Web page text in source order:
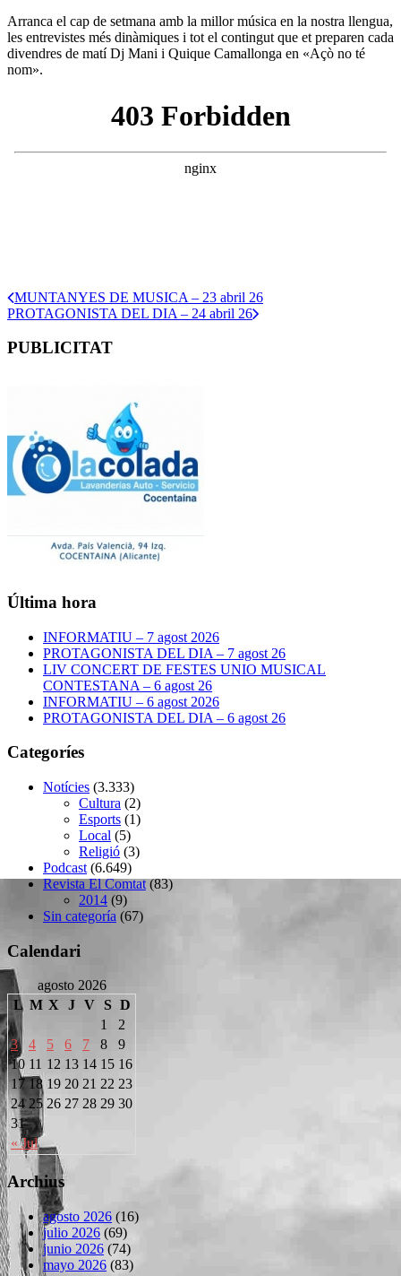
Arranca el cap de setmana amb la millor música en la nostra llengua,
les entrevistes més dinàmiques i tot el contingut que et preparen cada
divendres de matí Dj Mani i Quique Camallonga en «Açò no té
nom».
MUNTANYES DE MUSICA – 23 abril 26
PROTAGONISTA DEL DIA – 24 abril 26
PUBLICITAT
Última hora
INFORMATIU – 7 agost 2026
PROTAGONISTA DEL DIA – 7 agost 26
LIV CONCERT DE FESTES UNIO MUSICAL
CONTESTANA – 6 agost 26
INFORMATIU – 6 agost 2026
PROTAGONISTA DEL DIA – 6 agost 26
Categoríes
Notícies (3.333)
Cultura (2)
Esports (1)
Local (5)
Religió (3)
Podcast (6.649)
Revista El Comtat(83)
2014 (9)
Sin categoría (67)
Calendari
agosto 2026
L M X J V S D
« Jul
1
2
3
4 5 6 7 8
9
10 11 12 13 14 15 16
17 18 19 20 21 22 23
24 25 26 27 28 29 30
31
Archius
agosto 2026 (16)
julio 2026 (69)
junio 2026 (74)
mayo 2026 (83)